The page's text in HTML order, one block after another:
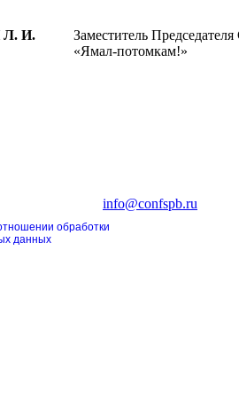
И.
Заместитель
«Ямал-потомкам!»
info@confspb.ru
обработки
данных